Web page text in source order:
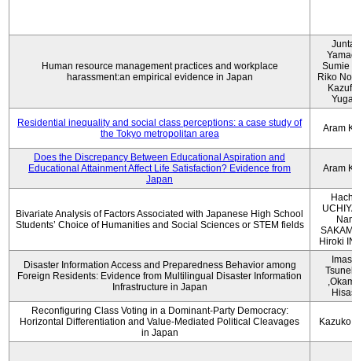
Human resource management practices and workplace
harassment:an empirical evidence in Japan
Sumie
Riko
Residential inequality and social class perceptions: a case study of
the Tokyo metropolitan area
Aram
Does the Discrepancy Between Educational Aspiration and
Educational Attainment Affect Life Satisfaction? Evidence from
Japan
Aram
Bivariate Analysis of Factors Associated with Japanese High School
Students’ Choice of Humanities and Social Sciences or STEM fields
Hiroki
Disaster Information Access and Preparedness Behavior among
Foreign Residents: Evidence from Multilingual Disaster Information
Infrastructure in Japan
Reconfiguring Class Voting in a Dominant-Party Democracy:
Horizontal Differentiation and Value-Mediated Political Cleavages
in Japan